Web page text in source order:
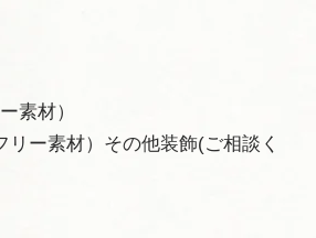
素材）
リー素材）その他装飾(ご相談く